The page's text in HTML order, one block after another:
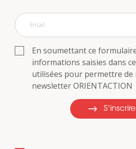
En soumettant ce
informations saisies dans
utilisées pour permettre de
newsletter ORIENTACTION
S'inscrire